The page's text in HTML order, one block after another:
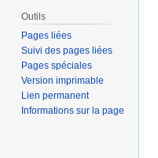
Outils
Pages liées
Suivi des pages liées
Pages spéciales
Version imprimable
Lien permanent
Informations sur la page